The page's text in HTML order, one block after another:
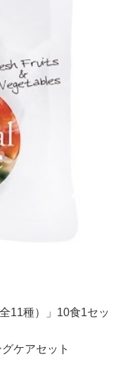
11種）」10食1セッ
ケアセット